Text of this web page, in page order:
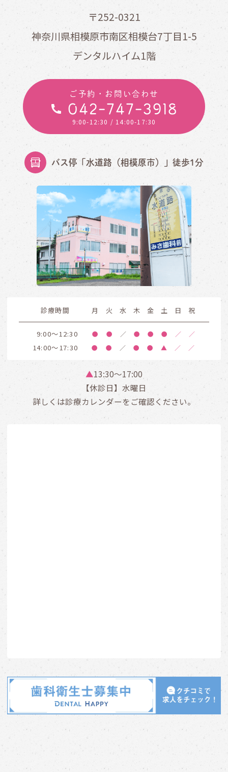
〒252-0321
神奈川県相模原市南区相模台7丁目1-5
デンタルハイム1階
ご予約・お問い合わせ
042-747-3918
9:00-12:30 / 14:00-17:30
バス停「水道路（相模原市）」徒歩1分
診療時間 月 火 水 木 金 土 日 祝
9:00～12:30 ● ● ／ ● ● ● ／ ／
14:00～17:30 ● ● ／ ● ● ▲ ／ ／
▲13:30〜17:00
【休診日】水曜日
詳しくは診療カレンダーをご確認ください。